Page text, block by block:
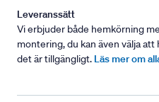
Leveranssätt
Vi erbjuder både hemkörning
montering, du kan även välja
det är tillgängligt. Läs mer om